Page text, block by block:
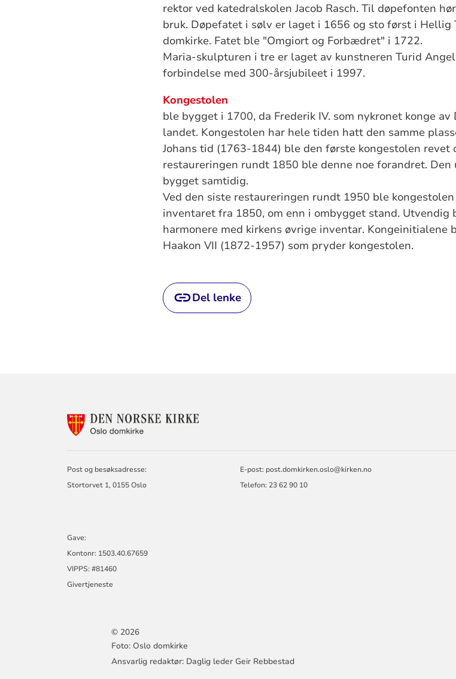
rektor ved katedralskolen Jacob Rasch. Til døpefonten
bruk. Døpefatet i sølv er laget i 1656 og sto først i Hellig
domkirke. Fatet ble "Omgiort og Forbædret" i 1722.
Maria-skulpturen i tre er laget av kunstneren Turid
forbindelse med 300-årsjubileet i 1997.
Kongestolen
ble bygget i 1700, da Frederik IV. som nykronet konge
landet. Kongestolen har hele tiden hatt den samme
Johans tid (1763-1844) ble den første kongestolen revet
restaureringen rundt 1850 ble denne noe forandret.
bygget samtidig.
Ved den siste restaureringen rundt 1950 ble
inventaret fra 1850, om enn i ombygget stand. Utvendig
harmonere med kirkens øvrige inventar. Kongeinitialene
Haakon VII (1872-1957) som pryder kongestolen.
Del lenke
KONTAKTINFORMASJON
Post og besøksadresse:
Stortorvet 1, 0155 Oslo
Gave:
Kontonr: 1503.40.67659
VIPPS: #81460
Givertjeneste
E-post: post.domkirken.oslo@kirken.no
Telefon: 23 62 90 10
© 2026
Foto: Oslo domkirke
Ansvarlig redaktør: Daglig leder Geir Rebbestad